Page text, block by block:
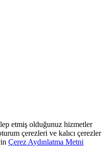
etmiş olduğunuz hizmetler
çerezleri ve kalıcı çerezler
Çerez Aydınlatma Metni